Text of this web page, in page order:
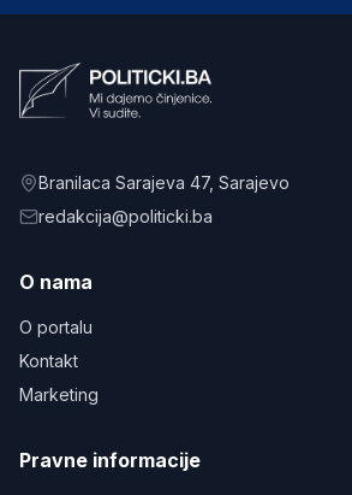
Branilaca Sarajeva 47, Sarajevo
redakcija@politicki.ba
O nama
O portalu
Kontakt
Marketing
Pravne informacije